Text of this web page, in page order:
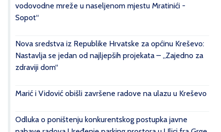
vodovodne mreže u naseljenom mjestu Mratinići -
Sopot“
Nova sredstva iz Republike Hrvatske za općinu Kreševo:
Nastavlja se jedan od najljepših projekata – „Zajedno za
zdraviji dom“
Marić i Vidović obišli završene radove na ulazu u Kreševo
Odluka o poništenju konkurentskog postupka javne